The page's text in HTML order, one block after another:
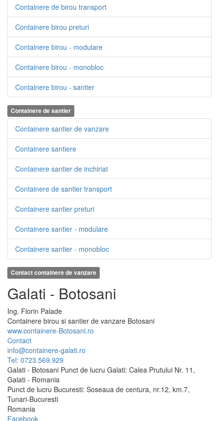
Containere de birou transport
Containere birou preturi
Containere birou - modulare
Containere birou - monobloc
Containere birou - santier
Containere de santier
Containere santier de vanzare
Containere santiere
Containere santier de inchiriat
Containere de santier transport
Containere santier preturi
Containere santier - modulare
Containere santier - monobloc
Contact containere de vanzare
Galati - Botosani
Ing. Florin Palade
Containere birou si santier de vanzare Botosani
www.containere-Botosani.ro
Contact
info@containere-galati.ro
Tel: 0723.569.929
Galati - Botosani Punct de lucru Galati: Calea Prutului Nr. 11,
Galati - Romania
Punct de lucru Bucuresti: Soseaua de centura, nr.12, km.7,
Tunari-Bucuresti
Romania
Facebook